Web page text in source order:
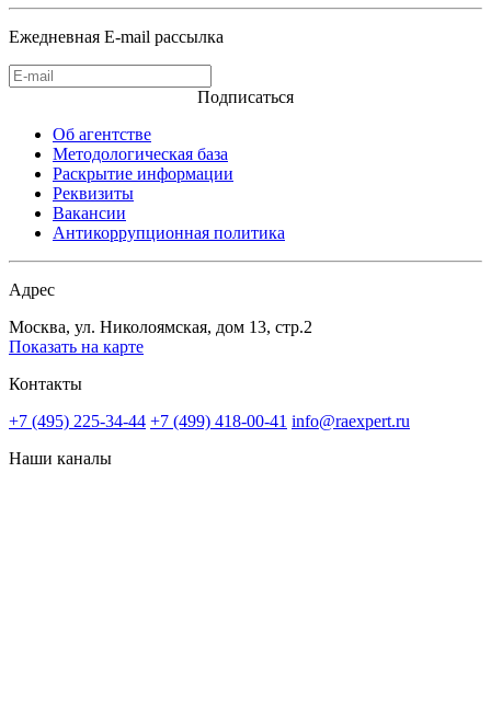
Ежедневная E-mail рассылка
Подписаться
Об агентстве
Методологическая база
Раскрытие информации
Реквизиты
Вакансии
Антикоррупционная политика
Адрес
Москва, ул. Николоямская, дом 13, стр.2
Показать на карте
Контакты
+7 (495) 225-34-44 +7 (499) 418-00-41 info@raexpert.ru
Наши каналы